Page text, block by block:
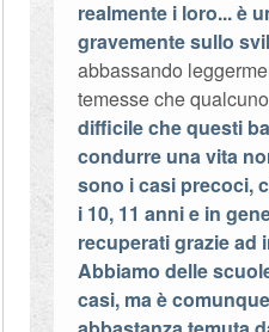
realmente i loro... è
gravemente sullo
abbassando
temesse che
difficile che questi
condurre una vita
sono i casi precoci,
i 10, 11 anni e in
recuperati grazie ad
Abbiamo delle
casi, ma è